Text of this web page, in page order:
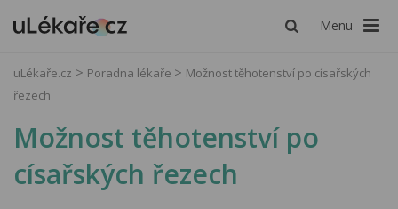
Menu
uLékaře.cz Poradna lékaře
Možnost těhotenství po císařských
řezech
Možnost těhotenství po
císařských řezech